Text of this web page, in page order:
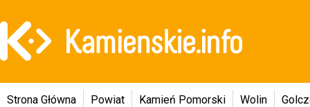
Strona Główna Powiat Kamień Pomorski Wolin